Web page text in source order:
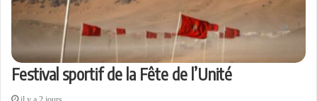
Festival sportif de la Fête de l’Unité